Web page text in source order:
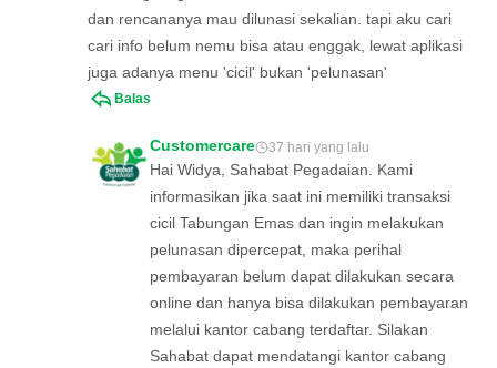
dan rencananya mau dilunasi sekalian. tapi aku cari
cari info belum nemu bisa atau enggak, lewat aplikasi
juga adanya menu 'cicil' bukan 'pelunasan'
Balas
Customercare 37 hari yang lalu
Hai Widya, Sahabat Pegadaian. Kami
informasikan jika saat ini memiliki transaksi
cicil Tabungan Emas dan ingin melakukan
pelunasan dipercepat, maka perihal
pembayaran belum dapat dilakukan secara
online dan hanya bisa dilakukan pembayaran
melalui kantor cabang terdaftar. Silakan
Sahabat dapat mendatangi kantor cabang